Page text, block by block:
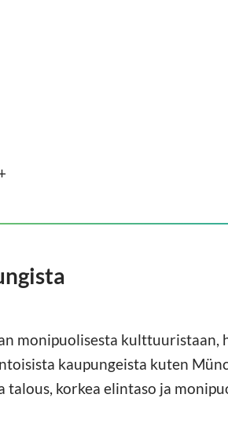
monipuolisesta kulttuuristaan,
kaupungeista kuten
talous, korkea elintaso ja